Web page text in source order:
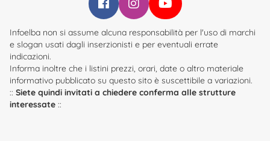
Infoelba su Facebook
Infoelba su Instagram
Infoelba su YouTube
Infoelba non si assume alcuna responsabilità per l'uso di marchi
e slogan usati dagli inserzionisti e per eventuali errate
indicazioni.
Informa inoltre che i listini prezzi, orari, date o altro materiale
informativo pubblicato su questo sito è suscettibile a variazioni.
:: Siete quindi invitati a chiedere conferma alle strutture
interessate ::